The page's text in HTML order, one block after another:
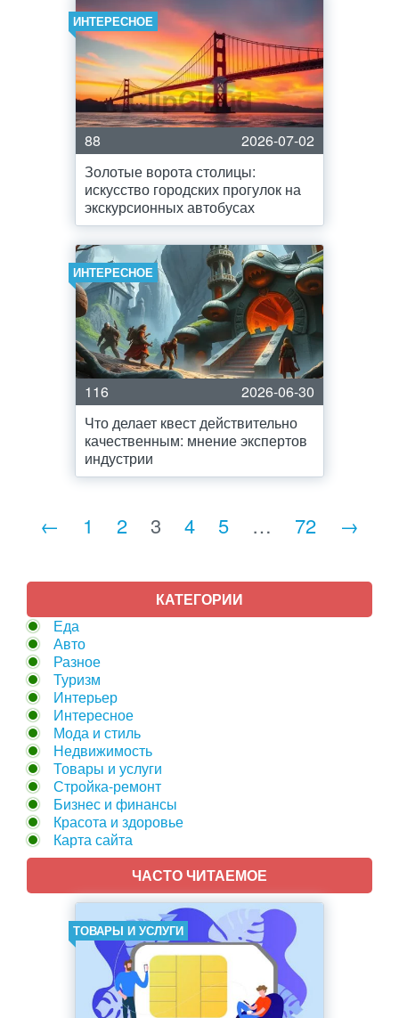
ИНТЕРЕСНОЕ
88
2026-07-02
Золотые ворота столицы:
искусство городских прогулок на
экскурсионных автобусах
ИНТЕРЕСНОЕ
116
2026-06-30
Что делает квест действительно
качественным: мнение экспертов
индустрии
← 1 2 3 4 5 … 72 →
КАТЕГОРИИ
Еда
Авто
Разное
Туризм
Интерьер
Интересное
Мода и стиль
Недвижимость
Товары и услуги
Стройка-ремонт
Бизнес и финансы
Красота и здоровье
Карта сайта
ЧАСТО ЧИТАЕМОЕ
ТОВАРЫ И УСЛУГИ